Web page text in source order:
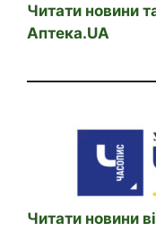
Читати новини
Аптека.UA
Читати новини